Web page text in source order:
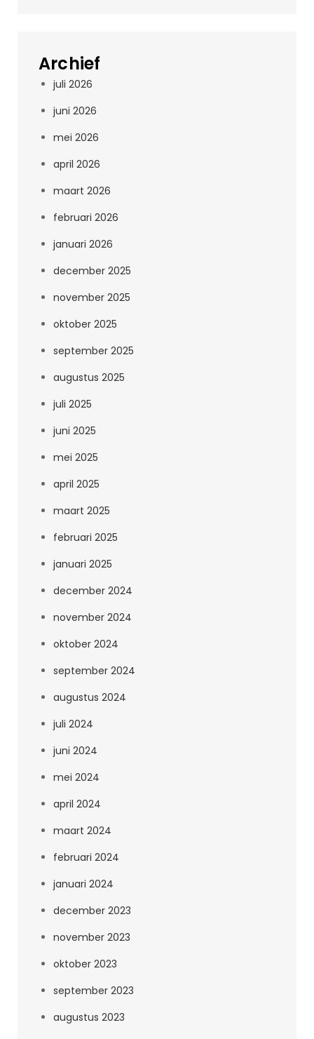
Archief
juli 2026
juni 2026
mei 2026
april 2026
maart 2026
februari 2026
januari 2026
december 2025
november 2025
oktober 2025
september 2025
augustus 2025
juli 2025
juni 2025
mei 2025
april 2025
maart 2025
februari 2025
januari 2025
december 2024
november 2024
oktober 2024
september 2024
augustus 2024
juli 2024
juni 2024
mei 2024
april 2024
maart 2024
februari 2024
januari 2024
december 2023
november 2023
oktober 2023
september 2023
augustus 2023